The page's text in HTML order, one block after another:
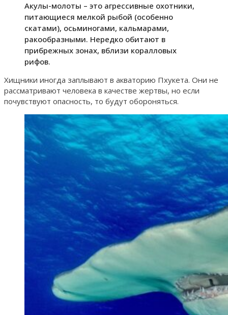
Акулы-молоты – это агрессивные охотники,
питающиеся мелкой рыбой (особенно
скатами), осьминогами, кальмарами,
ракообразными. Нередко обитают в
прибрежных зонах, вблизи коралловых
рифов.
Хищники иногда заплывают в акваторию Пхукета. Они не
рассматривают человека в качестве жертвы, но если
почувствуют опасность, то будут обороняться.